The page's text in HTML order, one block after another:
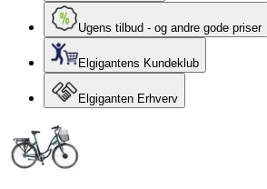
Ugens tilbud - og andre gode priser
Elgigantens Kundeklub
Elgiganten Erhverv